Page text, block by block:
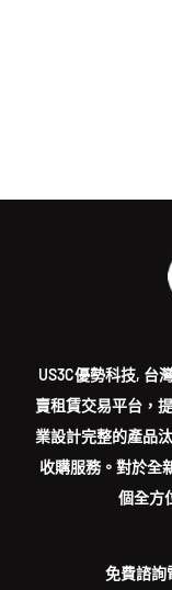
US3C優勢科技, 台
賣租賃交易平台，
業設計完整的產品
收購服務。對於全
個全方
免費諮詢